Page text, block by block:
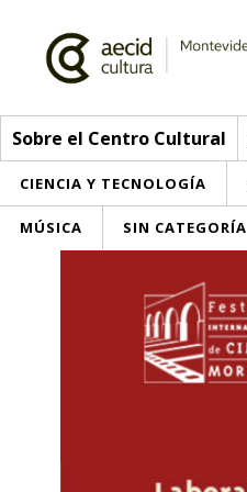
Sobre el Centro Cultural
CIENCIA Y TECNOLOGÍA
MÚSICA SIN CATEGORÍA
> Ir a Actividades